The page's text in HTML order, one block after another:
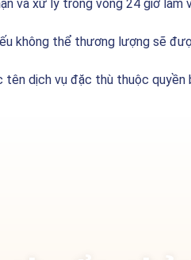
và xử lý trong vòng 24 giờ
không thể thương lượng sẽ
tên dịch vụ đặc thù thuộc quyền